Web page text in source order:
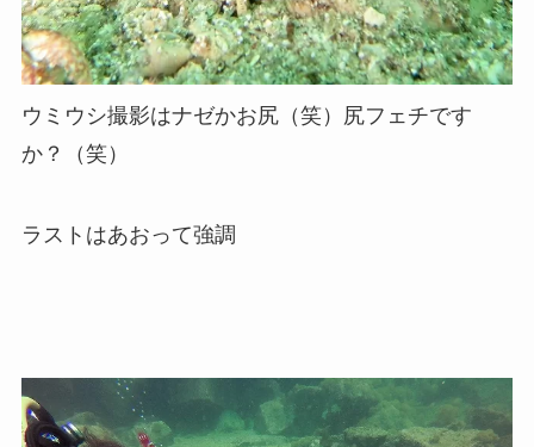
ウミウシ撮影はナゼかお尻（笑）尻フェチです
か？（笑）
ラストはあおって強調